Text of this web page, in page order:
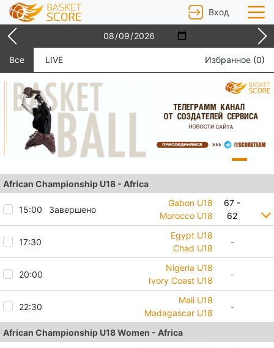
Вход
Все LIVE Избранное (0)
African Championship U18 - Africa
15:00 Завершено
Gabon U18
Morocco U18
67 -
62
17:30
Egypt U18
Chad U18
-
20:00
Nigeria U18
Ivory Coast U18
-
22:30
Mali U18
Madagascar U18
-
African Championship U18 Women - Africa